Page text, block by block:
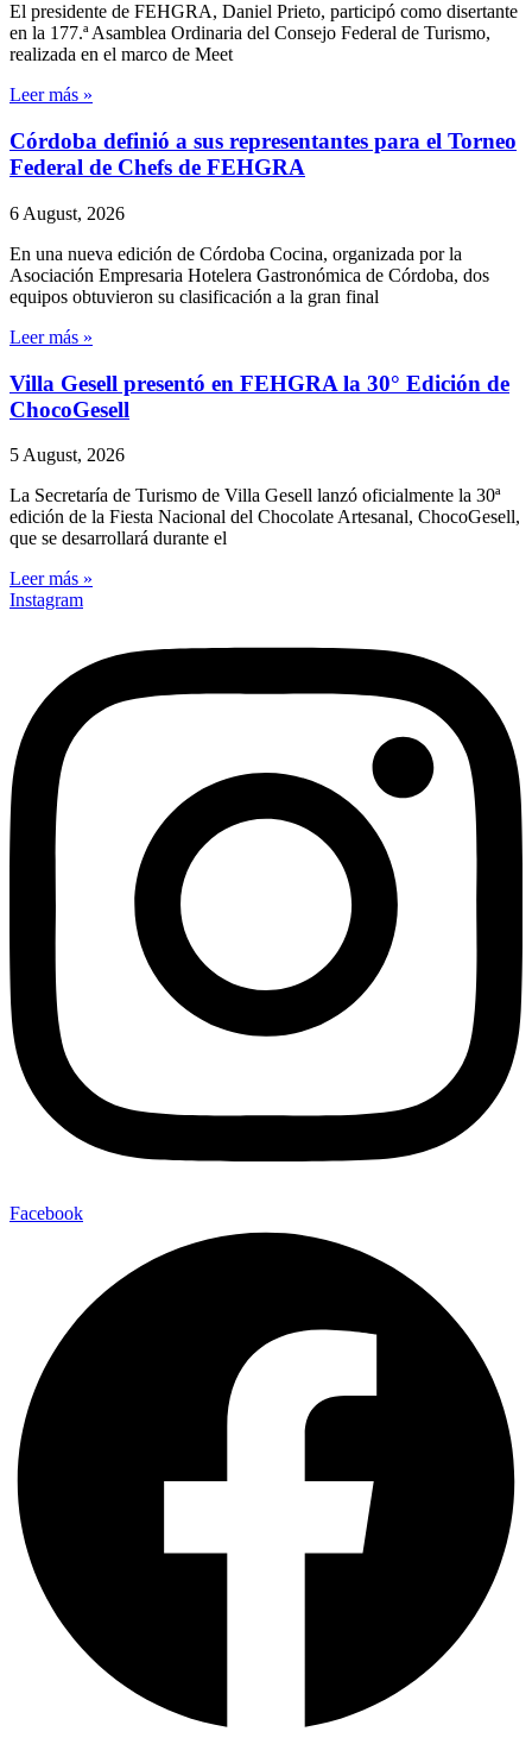
El presidente de FEHGRA, Daniel Prieto, participó como disertante
en la 177.ª Asamblea Ordinaria del Consejo Federal de Turismo,
realizada en el marco de Meet
Leer más »
Córdoba definió a sus representantes para el Torneo
Federal de Chefs de FEHGRA
6 August, 2026
En una nueva edición de Córdoba Cocina, organizada por la
Asociación Empresaria Hotelera Gastronómica de Córdoba, dos
equipos obtuvieron su clasificación a la gran final
Leer más »
Villa Gesell presentó en FEHGRA la 30° Edición de
ChocoGesell
5 August, 2026
La Secretaría de Turismo de Villa Gesell lanzó oficialmente la 30ª
edición de la Fiesta Nacional del Chocolate Artesanal, ChocoGesell,
que se desarrollará durante el
Leer más »
Instagram
Facebook